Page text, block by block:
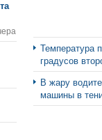
Температура
градусов
В жару
машины в